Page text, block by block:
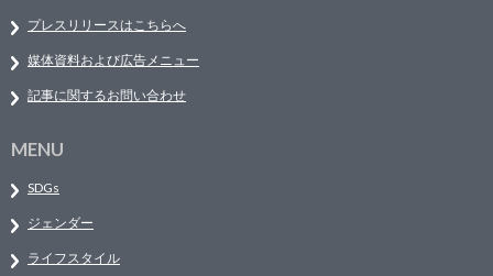
プレスリリースはこちらへ
媒体資料および広告メニュー
記事に関するお問い合わせ
MENU
SDGs
ジェンダー
ライフスタイル